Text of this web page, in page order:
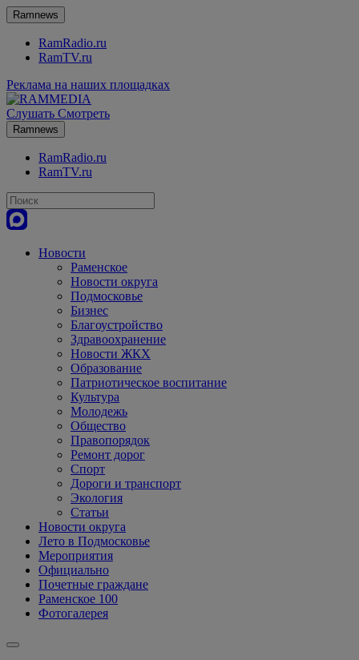
Ramnews
RamRadio.ru
RamTV.ru
Реклама на наших площадках
Слушать Смотреть
Ramnews
RamRadio.ru
RamTV.ru
Новости
Раменское
Новости округа
Подмосковье
Бизнес
Благоустройство
Здравоохранение
Новости ЖКХ
Образование
Патриотическое воспитание
Культура
Молодежь
Общество
Правопорядок
Ремонт дорог
Спорт
Дороги и транспорт
Экология
Статьи
Новости округа
Лето в Подмосковье
Мероприятия
Официально
Почетные граждане
Раменское 100
Фотогалерея